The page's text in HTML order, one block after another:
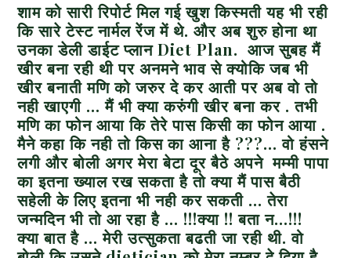
शाम को सारी रिपोर्ट मिल गई खुश किस्मती यह भी रही
कि सारे टेस्ट नार्मल रेंज में थे. और अब शुरु होना था
उनका डेली डाईट प्लान Diet Plan. आज सुबह मैं
खीर बना रही थी पर अनमने भाव से क्योकि जब भी
खीर बनाती मणि को जरुर दे कर आती पर अब वो तो
नही खाएगी … मैं भी क्या करुंगी खीर बना कर . तभी
मणि का फोन आया कि तेरे पास किसी का फोन आया .
मैने कहा कि नही तो किस का आना है ???… वो हंसने
लगी और बोली अगर मेरा बेटा दूर बैठे अपने मम्मी पापा
का इतना ख्याल रख सकता है तो क्या मैं पास बैठी
सहेली के लिए इतना भी नही कर सकती … तेरा
जन्मदिन भी तो आ रहा है … !!!क्या !! बता न…!!!
क्या बात है … मेरी उत्सुकता बढती जा रही थी. वो